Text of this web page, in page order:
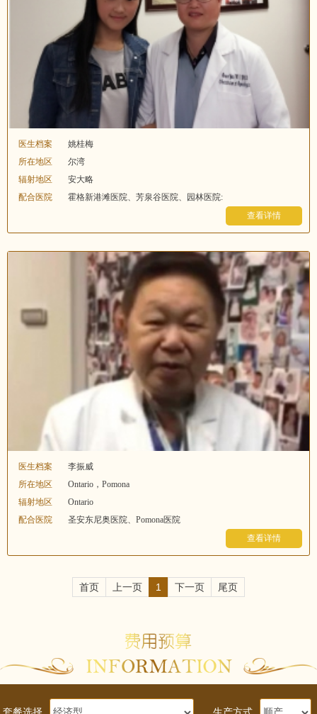
医生档案
姚桂梅
所在地区
尔湾
辐射地区
安大略
配合医院
霍格新港滩医院、芳泉谷医院、园林医院:
查看详情
医生档案
李振威
所在地区
Ontario，Pomona
辐射地区
Ontario
配合医院
圣安东尼奥医院、Pomona医院
查看详情
首页 上一页 1 下一页 尾页